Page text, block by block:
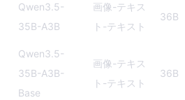
Qwen3.5-
35B-A3B
画像-テキス
ト-テキスト
36B
Qwen3.5-
35B-A3B-
Base
画像-テキス
ト-テキスト
36B